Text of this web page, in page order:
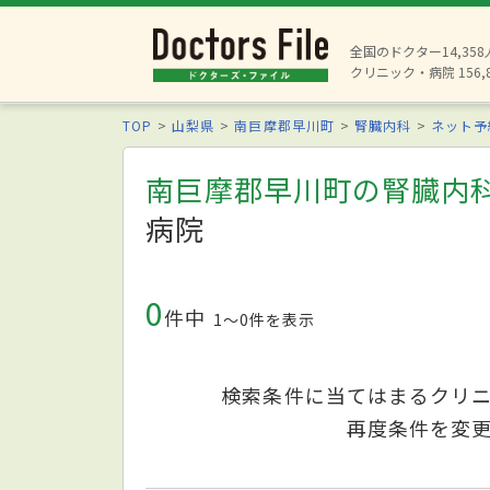
全国のドクター14,358
クリニック・病院
TOP 山梨県 南巨摩郡早川町 腎臓内科 ネット
南巨摩郡早川町の腎臓内
病院
0件中 1〜0件を表示
検索条件に当てはまるクリ
再度条件を変